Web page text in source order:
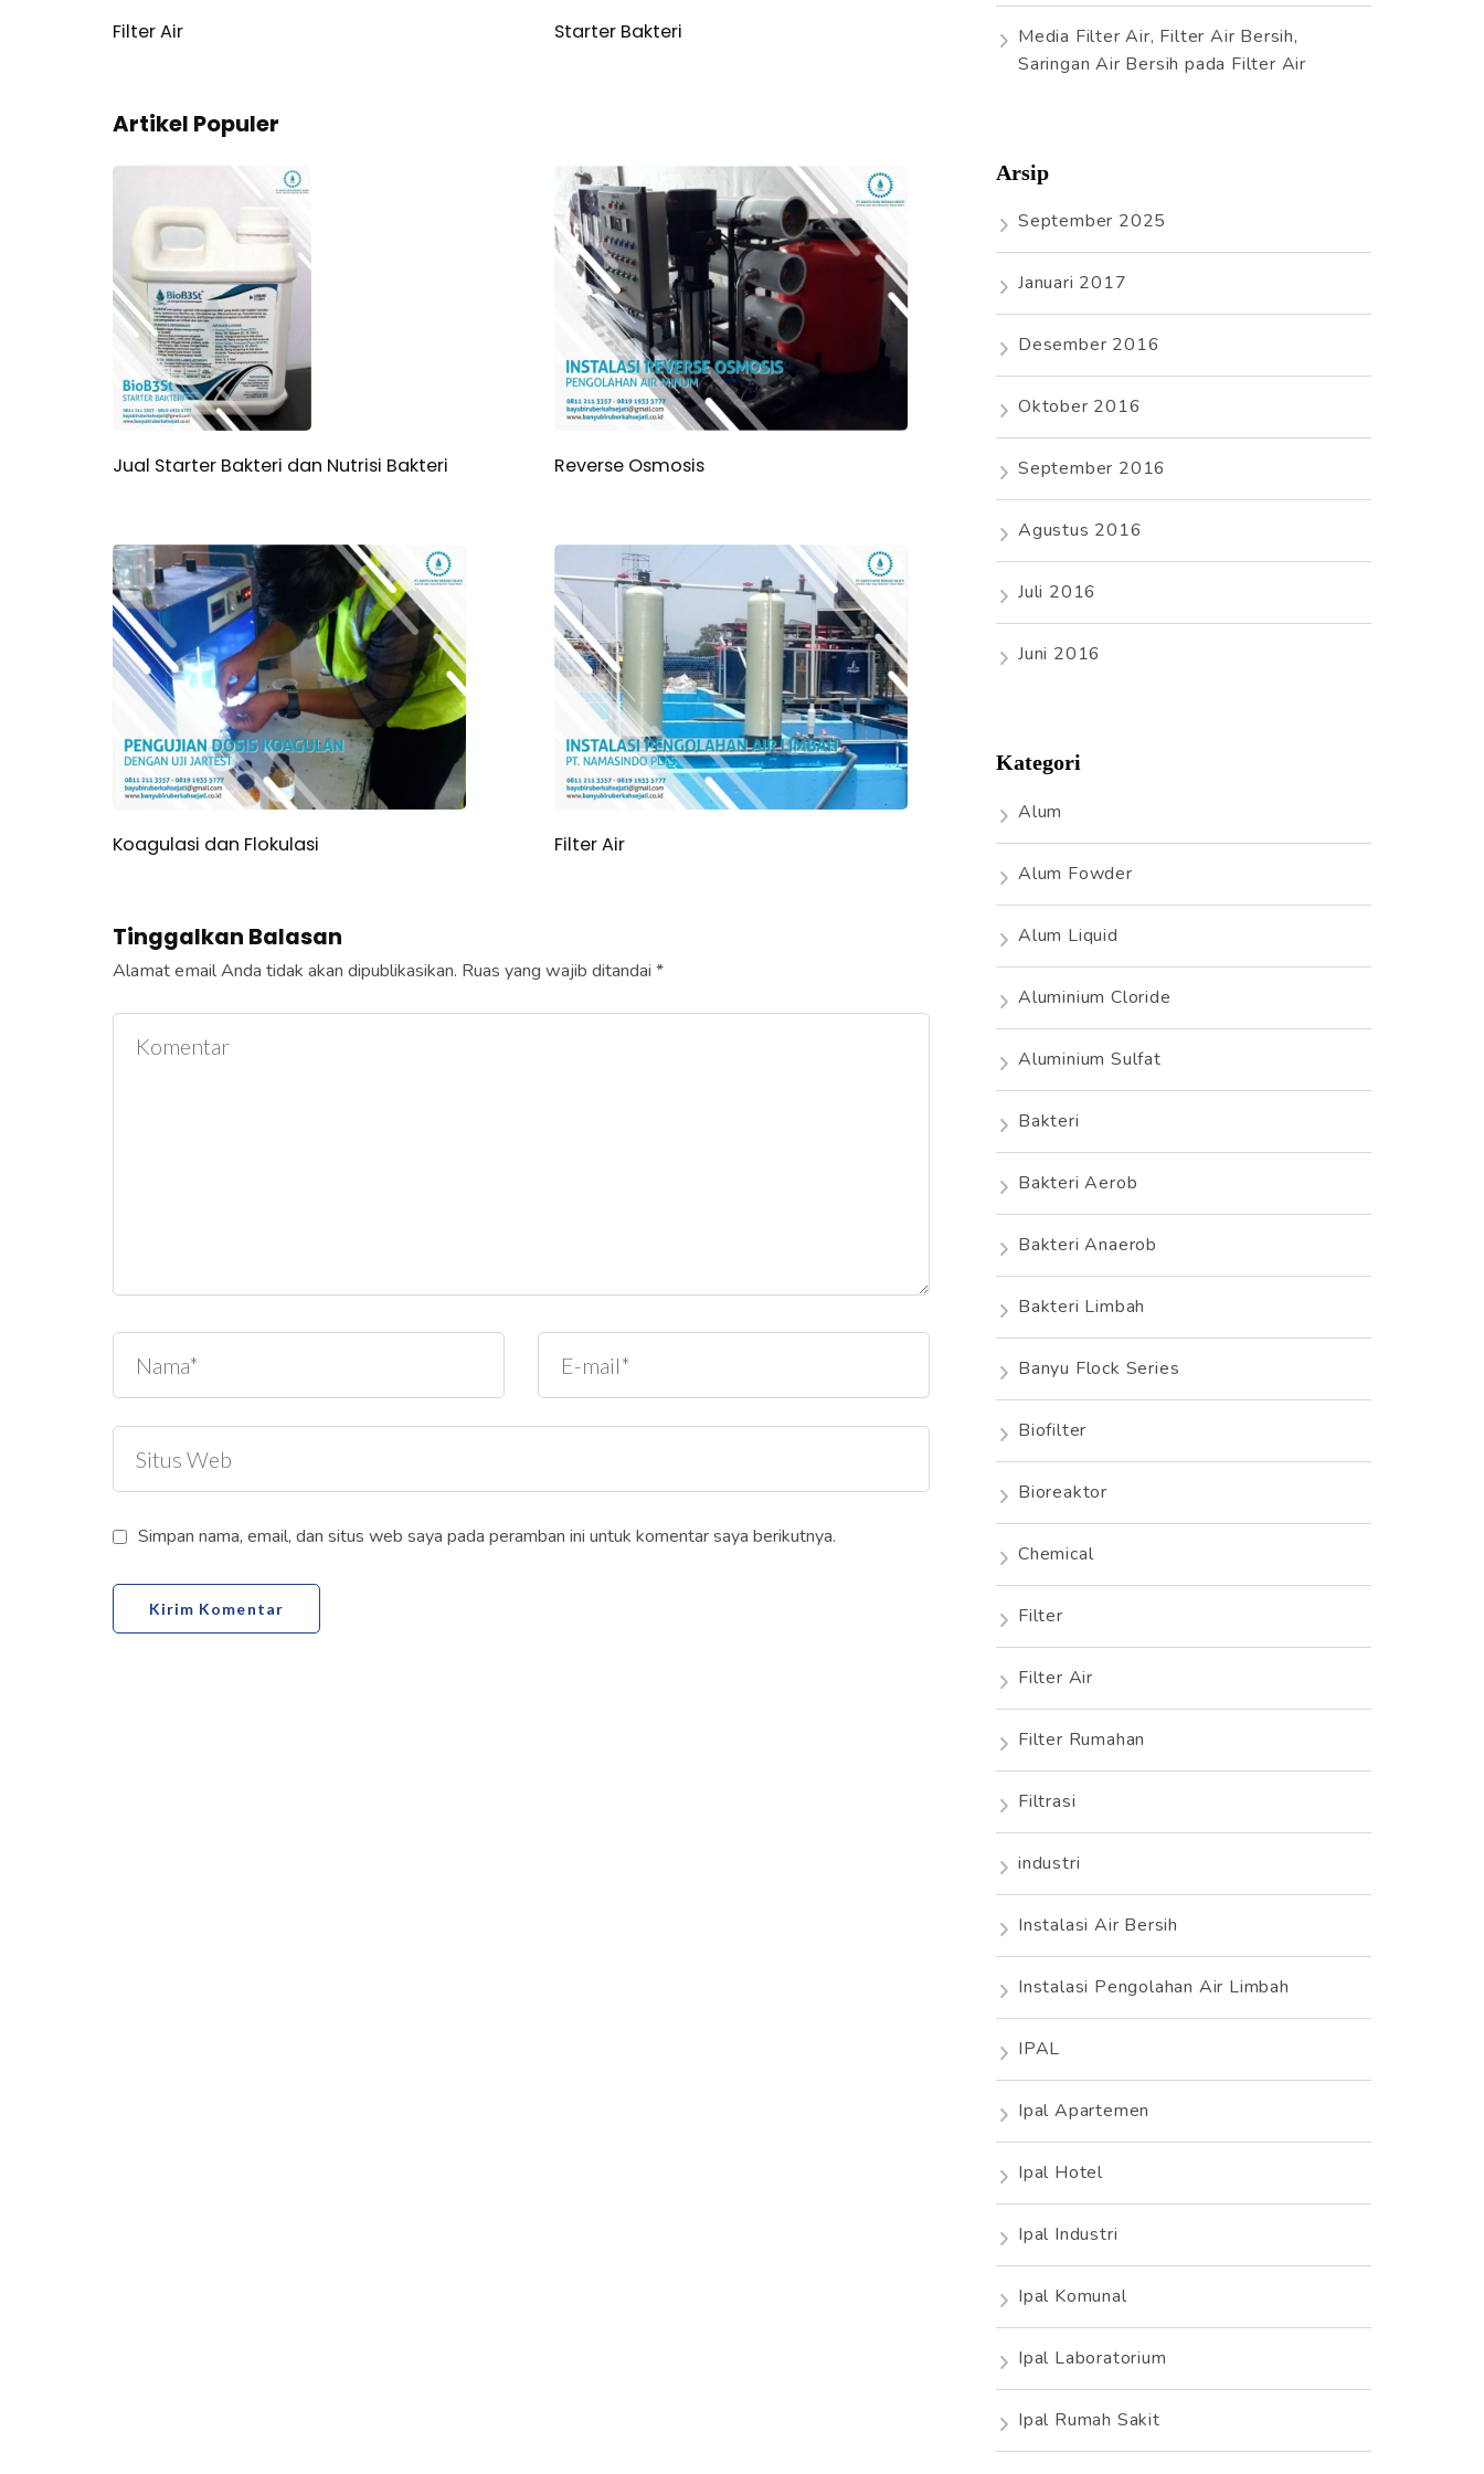
Filter Air Starter Bakteri
Artikel Populer
Jual Starter Bakteri dan Nutrisi Bakteri Reverse Osmosis
Koagulasi dan Flokulasi Filter Air
Tinggalkan Balasan
Alamat email Anda tidak akan dipublikasikan. Ruas yang wajib ditandai *
Simpan nama, email, dan situs web saya pada peramban ini untuk komentar saya berikutnya.
Media Filter Air, Filter Air Bersih,
Saringan Air Bersih pada Filter Air
Arsip
September 2025
Januari 2017
Desember 2016
Oktober 2016
September 2016
Agustus 2016
Juli 2016
Juni 2016
Kategori
Alum
Alum Fowder
Alum Liquid
Aluminium Cloride
Aluminium Sulfat
Bakteri
Bakteri Aerob
Bakteri Anaerob
Bakteri Limbah
Banyu Flock Series
Biofilter
Bioreaktor
Chemical
Filter
Filter Air
Filter Rumahan
Filtrasi
industri
Instalasi Air Bersih
Instalasi Pengolahan Air Limbah
IPAL
Ipal Apartemen
Ipal Hotel
Ipal Industri
Ipal Komunal
Ipal Laboratorium
Ipal Rumah Sakit